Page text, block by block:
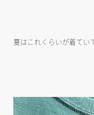
夏はこれくらいが着てい